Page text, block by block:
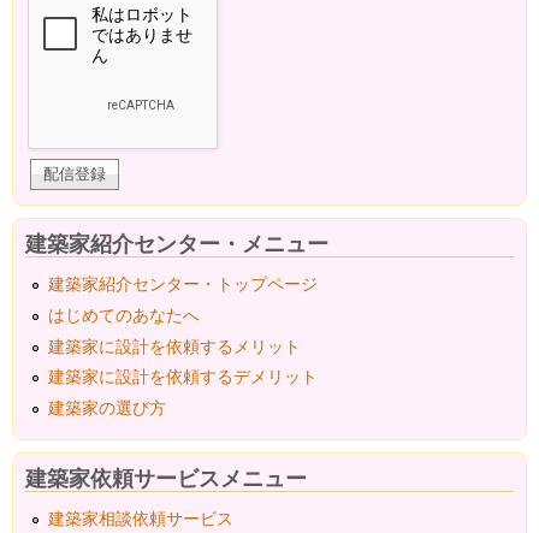
建築家紹介センター・メニュー
建築家紹介センター・トップページ
はじめてのあなたへ
建築家に設計を依頼するメリット
建築家に設計を依頼するデメリット
建築家の選び方
建築家依頼サービスメニュー
建築家相談依頼サービス